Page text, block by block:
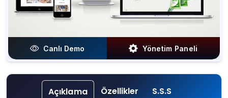
Canlı Demo Yönetim Paneli
Açıklama Özellikler S.S.S